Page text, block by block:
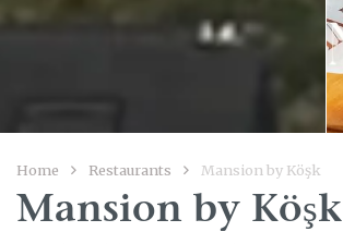
Home Restaurants Mansion by Köşk
Mansion by Köşk